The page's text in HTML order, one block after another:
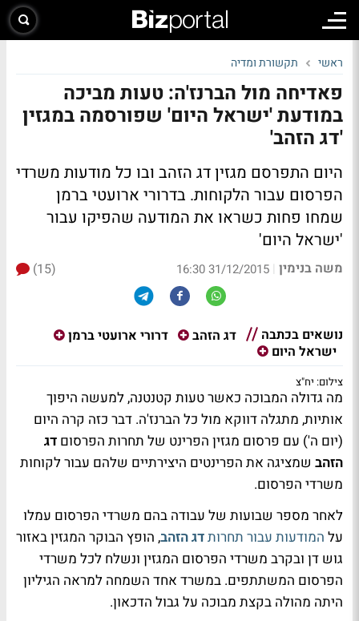
ראשי תקשורת ומדיה
פאדיחה מול הברנז'ה: טעות מביכה
במודעת 'ישראל היום' שפורסמה במגזין
'דג הזהב'
היום התפרסם מגזין דג הזהב ובו כל מודעות משרדי
הפרסום עבור הלקוחות. בדרורי ארועטי ברמן
שמחו פחות כשראו את המודעה שהפיקו עבור
'ישראל היום'
משה בנימין |
31/12/2015 16:30
(15)
נושאים בכתבה דג הזהב
דרורי ארועטי ברמן
ישראל היום
צילום: יח"צ
מה גדולה המבוכה כאשר טעות קטנטנה, למעשה היפוך
אותיות, מתגלה דווקא מול כל הברנז'ה. דבר כזה קרה היום
(יום ה') עם פרסום מגזין הפרינט של תחרות הפרסום דג
הזהב שמציגה את הפרינטים היצירתיים שלהם עבור לקוחות
משרדי הפרסום.
לאחר מספר שבועות של עבודה בהם משרדי הפרסום עמלו
על המודעות עבור תחרותדג הזהב, הופץ הבוקר המגזין באזור
גוש דן ובקרב משרדי הפרסום המגזין ונשלח לכל משרדי
הפרסום המשתתפים. במשרד אחד השמחה למראה הגיליון
היתה מהולה בקצת מבוכה על גבול הדכאון.